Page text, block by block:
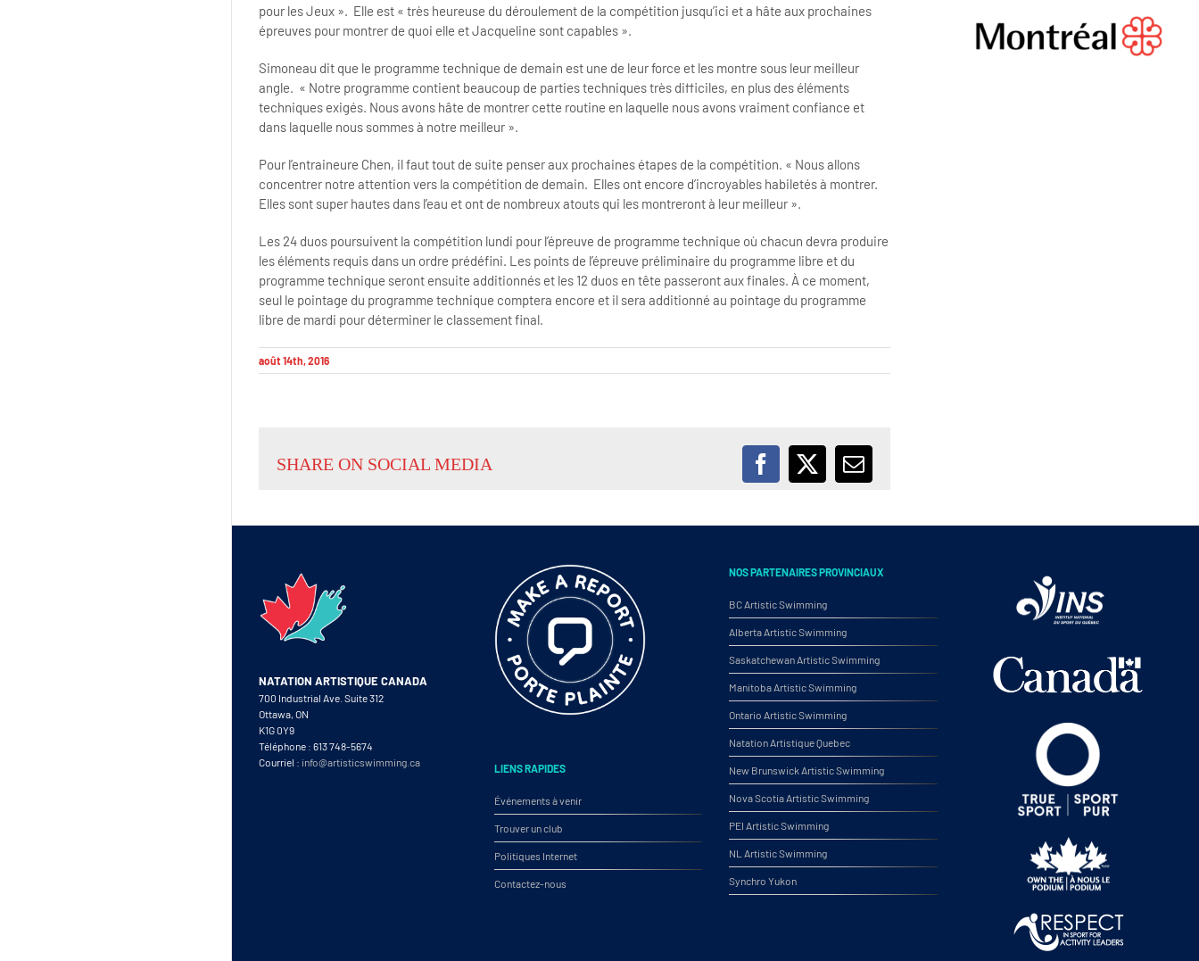
pour les Jeux ». Elle est « très heureuse du déroulement de la compétition jusqu’ici et a hâte aux prochaines
épreuves pour montrer de quoi elle et Jacqueline sont capables ».
Simoneau dit que le programme technique de demain est une de leur force et les montre sous leur meilleur
angle. « Notre programme contient beaucoup de parties techniques très difficiles, en plus des éléments
techniques exigés. Nous avons hâte de montrer cette routine en laquelle nous avons vraiment confiance et
dans laquelle nous sommes à notre meilleur ».
Pour l’entraineure Chen, il faut tout de suite penser aux prochaines étapes de la compétition. « Nous allons
concentrer notre attention vers la compétition de demain. Elles ont encore d’incroyables habiletés à montrer.
Elles sont super hautes dans l’eau et ont de nombreux atouts qui les montreront à leur meilleur ».
Les 24 duos poursuivent la compétition lundi pour l’épreuve de programme technique où chacun devra produire
les éléments requis dans un ordre prédéfini. Les points de l’épreuve préliminaire du programme libre et du
programme technique seront ensuite additionnés et les 12 duos en tête passeront aux finales. À ce moment,
seul le pointage du programme technique comptera encore et il sera additionné au pointage du programme
libre de mardi pour déterminer le classement final.
août 14th, 2016
SHARE ON SOCIAL MEDIA Facebook
X Email
NATATION ARTISTIQUE CANADA
700 Industrial Ave. Suite 312
Ottawa, ON
K1G 0Y9
Téléphone : 613 748-5674
Courriel : info@artisticswimming.ca LIENS RAPIDES
Événements à venir
Trouver un club
Politiques Internet
Contactez-nous
NOS PARTENAIRES PROVINCIAUX
BC Artistic Swimming
Alberta Artistic Swimming
Saskatchewan Artistic Swimming
Manitoba Artistic Swimming
Ontario Artistic Swimming
Natation Artistique Quebec
New Brunswick Artistic Swimming
Nova Scotia Artistic Swimming
PEI Artistic Swimming
NL Artistic Swimming
Synchro Yukon